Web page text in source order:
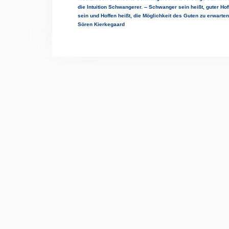
die Intuition Schwangerer. -- Schwanger sein heißt, guter
sein und Hoffen heißt, die Möglichkeit des Guten zu erwarten.
Sören Kierkegaard